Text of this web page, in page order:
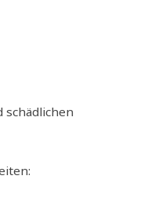
schädlichen